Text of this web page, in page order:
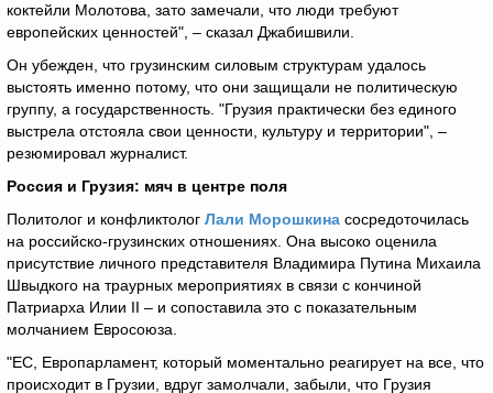
коктейли Молотова, зато замечали, что люди требуют
европейских ценностей", – сказал Джабишвили.
Он убежден, что грузинским силовым структурам удалось
выстоять именно потому, что они защищали не политическую
группу, а государственность. "Грузия практически без единого
выстрела отстояла свои ценности, культуру и территории", –
резюмировал журналист.
Россия и Грузия: мяч в центре поля
Политолог и конфликтолог Лали Морошкина сосредоточилась
на российско-грузинских отношениях. Она высоко оценила
присутствие личного представителя Владимира Путина Михаила
Швыдкого на траурных мероприятиях в связи с кончиной
Патриарха Илии II – и сопоставила это с показательным
молчанием Евросоюза.
"ЕС, Европарламент, который моментально реагирует на все, что
происходит в Грузии, вдруг замолчали, забыли, что Грузия